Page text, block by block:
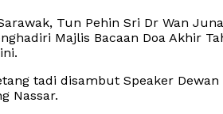
Tun Pehin Sri Dr Wan
Majlis Bacaan Doa Akhir
tadi disambut Speaker
Nassar.